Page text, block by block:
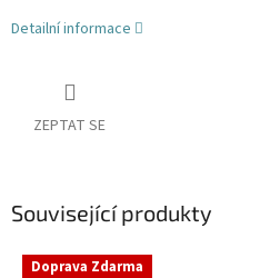
Detailní informace
ZEPTAT SE
Související produkty
Doprava Zdarma